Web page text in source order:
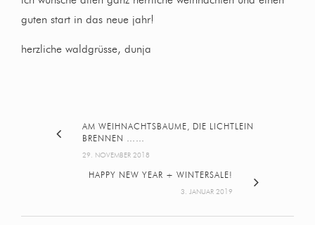
guten start in das neue jahr!
herzliche waldgrüsse, dunja
AM WEIHNACHTSBAUME, DIE LICHTLEIN
BRENNEN ……
29. NOVEMBER 2018
HAPPY NEW YEAR + WINTERSALE!
3. JANUAR 2019